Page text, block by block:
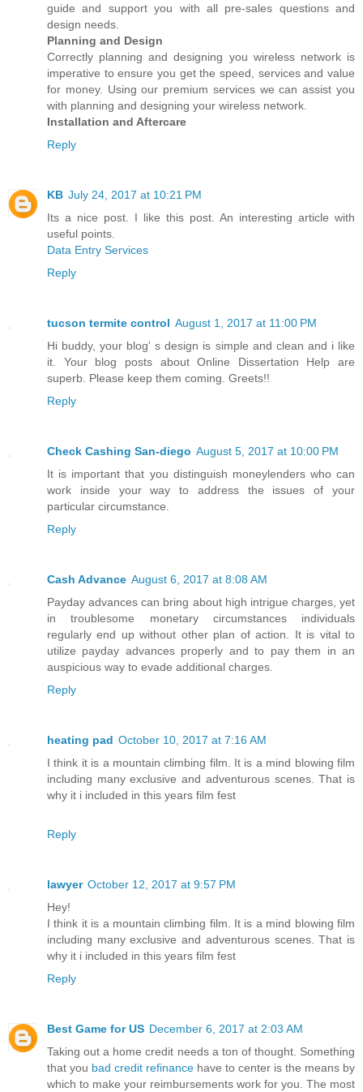
guide and support you with all pre-sales questions and
design needs.
Planning and Design
Correctly planning and designing you wireless network is
imperative to ensure you get the speed, services and value
for money. Using our premium services we can assist you
with planning and designing your wireless network.
Installation and Aftercare
Reply
KB July 24, 2017 at 10:21 PM
Its a nice post. I like this post. An interesting article with
useful points.
Data Entry Services
Reply
tucson termite control August 1, 2017 at 11:00 PM
Hi buddy, your blog' s design is simple and clean and i like
it. Your blog posts about Online Dissertation Help are
superb. Please keep them coming. Greets!!
Reply
Check Cashing San-diego August 5, 2017 at 10:00 PM
It is important that you distinguish moneylenders who can
work inside your way to address the issues of your
particular circumstance.
Reply
Cash Advance August 6, 2017 at 8:08 AM
Payday advances can bring about high intrigue charges, yet
in troublesome monetary circumstances individuals
regularly end up without other plan of action. It is vital to
utilize payday advances properly and to pay them in an
auspicious way to evade additional charges.
Reply
heating pad October 10, 2017 at 7:16 AM
I think it is a mountain climbing film. It is a mind blowing film
including many exclusive and adventurous scenes. That is
why it i included in this years film fest
Reply
lawyer October 12, 2017 at 9:57 PM
Hey!
I think it is a mountain climbing film. It is a mind blowing film
including many exclusive and adventurous scenes. That is
why it i included in this years film fest
Reply
Best Game for US December 6, 2017 at 2:03 AM
Taking out a home credit needs a ton of thought. Something
that you bad credit refinance have to center is the means by
which to make your reimbursements work for you. The most